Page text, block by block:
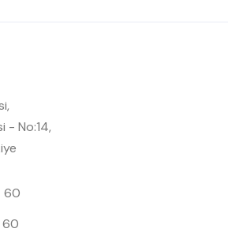
- No:14,
60
60